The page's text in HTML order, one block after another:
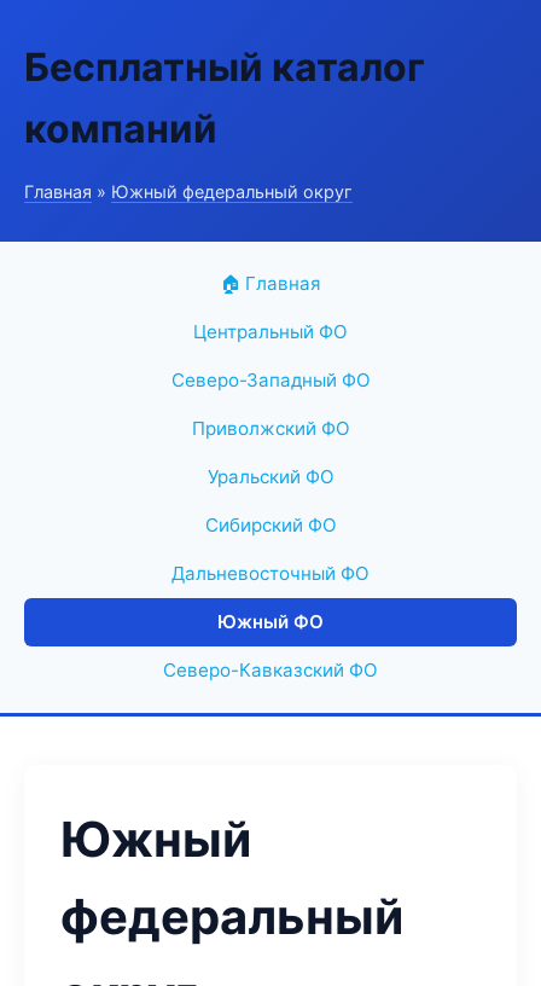
Бесплатный каталог
компаний
Главная » Южный федеральный округ
🏠 Главная
Центральный ФО
Северо-Западный ФО
Приволжский ФО
Уральский ФО
Сибирский ФО
Дальневосточный ФО
Южный ФО
Северо-Кавказский ФО
Южный
федеральный